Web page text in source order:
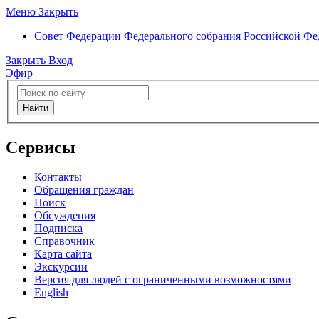
Меню Закрыть
Совет Федерации Федерального собрания Российской
Закрыть Вход
Эфир
Найти
Сервисы
Контакты
Обращения граждан
Поиск
Обсуждения
Подписка
Справочник
Карта сайта
Экскурсии
Версия для людей с ограниченными возможностями
English